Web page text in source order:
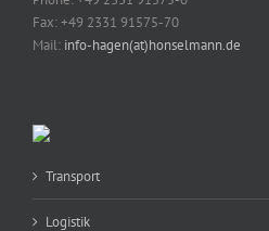
Fax: +49 2331 91575-70
Mail: info-hagen(at)honselmann.de
Transport
Logistik